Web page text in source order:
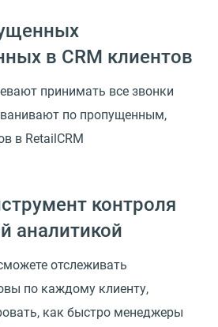
в CRM клиентов
принимать все звонки
по пропущенным,
в RetailCRM
контроля
аналитикой
отслеживать
по каждому клиенту,
как быстро менеджеры